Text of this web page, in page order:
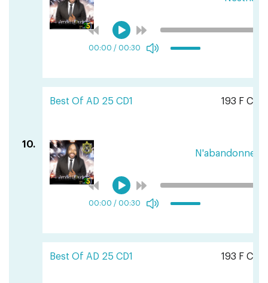
00:00 / 00:30
Best Of AD 25 CD1 193 F CFA
10.
N'abandonne
00:00 / 00:30
Best Of AD 25 CD1 193 F CFA